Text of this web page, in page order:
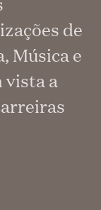
de
Música e
vista a